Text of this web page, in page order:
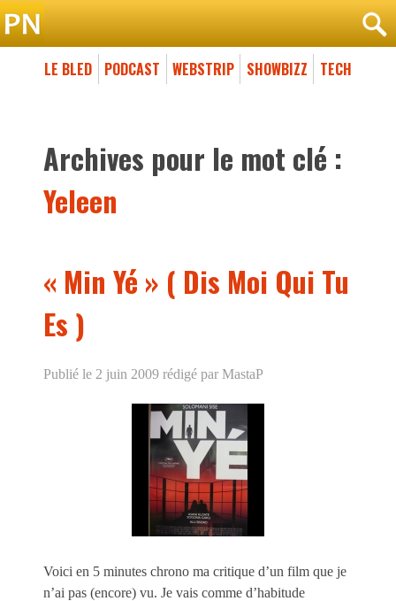
LE BLED PODCAST WEBSTRIP SHOWBIZZ TECH
Archives pour le mot clé :
Yeleen
« Min Yé » ( Dis Moi Qui Tu
Es )
Publié le 2 juin 2009 rédigé par MastaP
Voici en 5 minutes chrono ma critique d’un film que je
n’ai pas (encore) vu. Je vais comme d’habitude